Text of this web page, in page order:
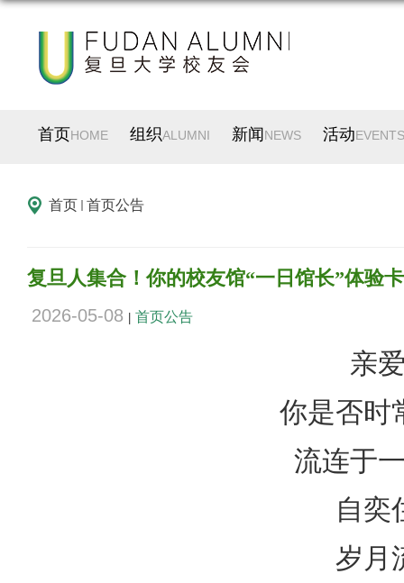
首页HOME 组织ALUMNI 新闻 NEWS 活动EVENTS
首页 首页公告
复旦人集合！你的校友馆“一日馆长”体验
2026-05-08 首页公告
亲
你是否时
流连于
自奕
岁月